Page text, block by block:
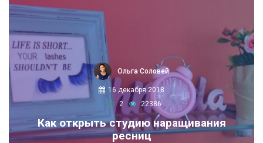
Ольга Соловей
16 декабря 2018
2
22386
Как открыть студию наращивания
ресниц